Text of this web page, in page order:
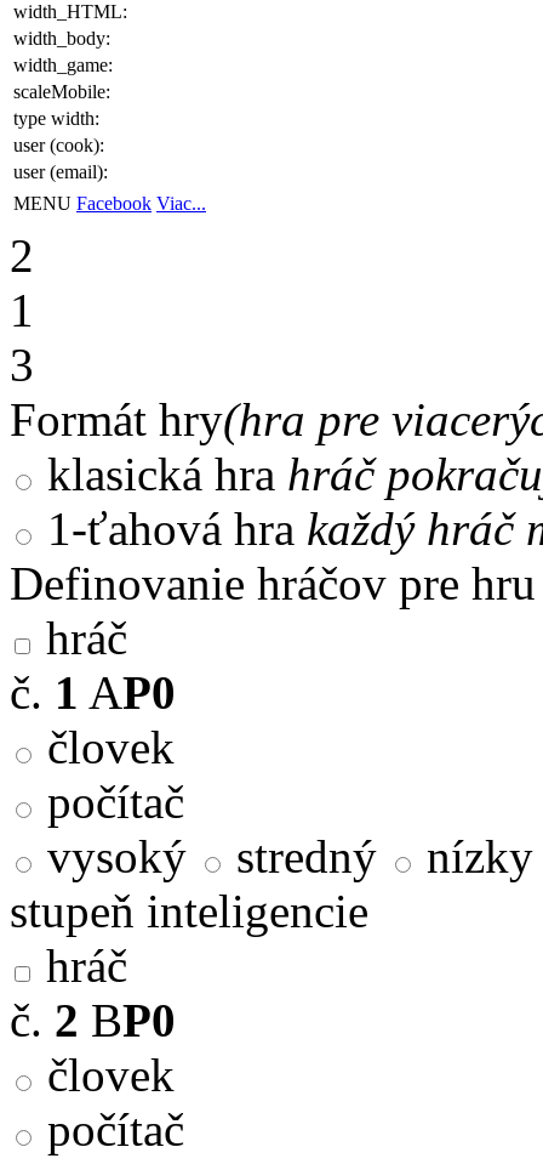
width_HTML:
width_body:
width_game:
scaleMobile:
type width:
user (cook):
user (email):
MENU Facebook Viac...
2
1
3
Formát hry(hra pre
klasická hra hráč
1-ťahová hra každý hráč
Definovanie hráčov pre hru
hráč
č. 1 AP0
človek
počítač
vysoký
stredný
nízky
stupeň inteligencie
hráč
č. 2 BP0
človek
počítač